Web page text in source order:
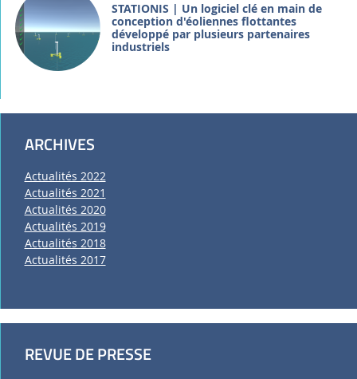
STATIONIS | Un logiciel clé en main de
conception d'éoliennes flottantes
développé par plusieurs partenaires
industriels
ARCHIVES
Actualités 2022
Actualités 2021
Actualités 2020
Actualités 2019
Actualités 2018
Actualités 2017
REVUE DE PRESSE